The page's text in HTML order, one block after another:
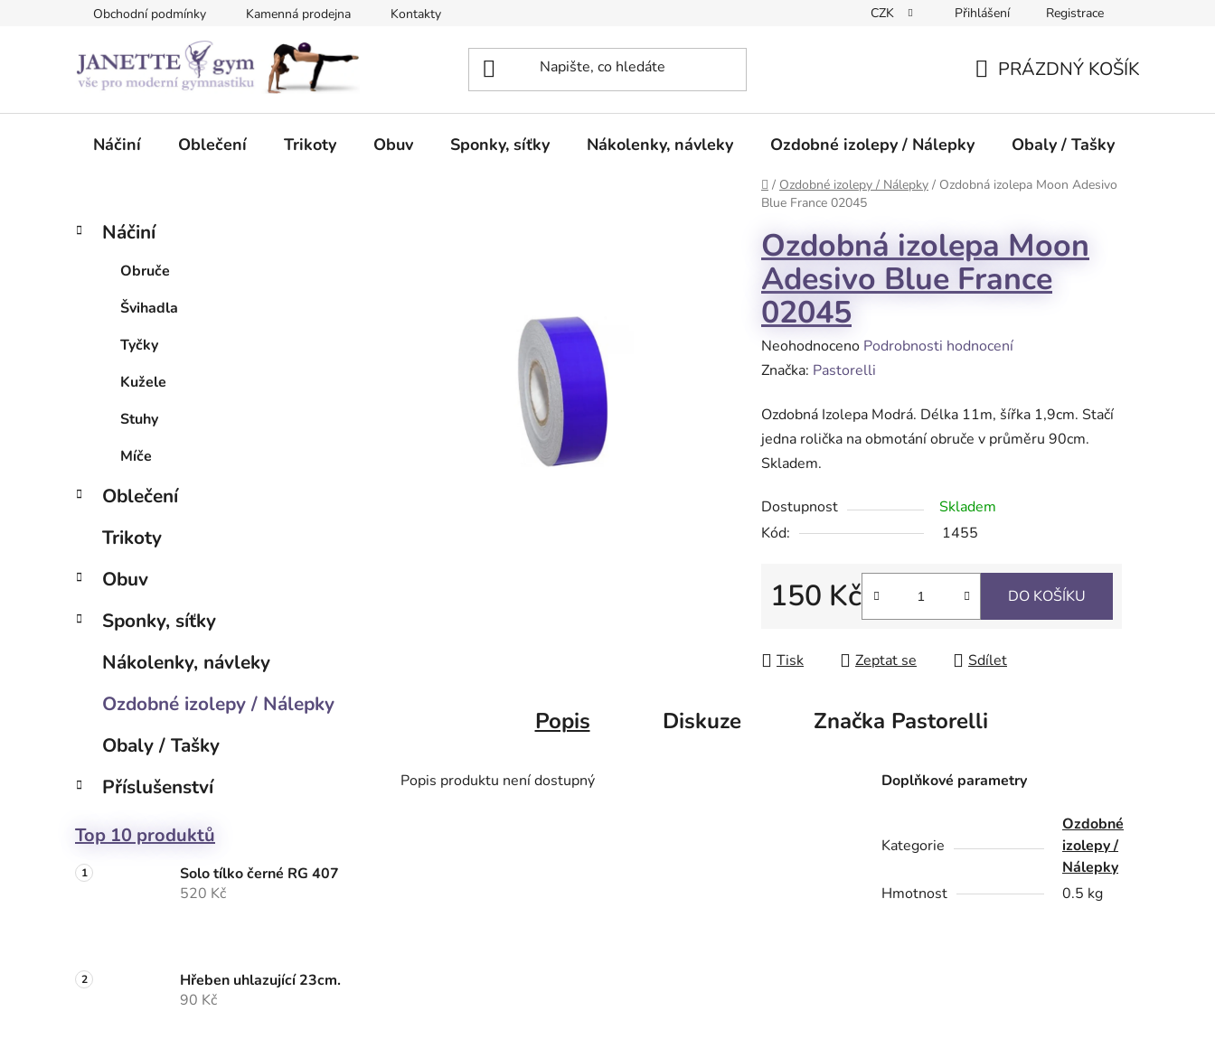
Obchodní podmínky Kamenná prodejna Kontakty CZK Přihlášení Registrace
KOŠÍK
PRÁZDNÝ KOŠÍK
Náčiní Oblečení Trikoty Obuv Sponky, síťky Nákolenky, návleky Ozdobné izolepy / Nálepky Obaly / Tašky
Domů
/ Ozdobné izolepy / Nálepky / Ozdobná izolepa Moon Adesivo
Blue France 02045
P
e
Přeskočit
kategorie
K
a
Náčiní
Obruče
Švihadla
Tyčky
Kužele
Stuhy
Míče
Oblečení
Trikoty
Obuv
Sponky, síťky
Nákolenky, návleky
Ozdobné izolepy / Nálepky
Obaly / Tašky
Příslušenství
Top 10 produktů
Solo tílko černé RG 407
520 Kč
Hřeben uhlazující 23cm.
90 Kč
Ozdobná izolepa Moon
Adesivo Blue France
02045
Průměrné
hodnocení
je
0,0
z
hvězdiček.
Neohodnoceno Podrobnosti hodnocení
Značka: Pastorelli
Ozdobná Izolepa Modrá. Délka 11m, šířka 1,9cm. Stačí
jedna rolička na obmotání obruče v průměru 90cm.
Skladem.
Dostupnost
Skladem
Kód:
1455
150 Kč DO KOŠÍKU
Tisk Zeptat se Sdílet
Popis Diskuze Značka Pastorelli
Popis produktu není dostupný Doplňkové parametry
Kategorie
Ozdobné
izolepy /
Nálepky
Hmotnost
0.5 kg